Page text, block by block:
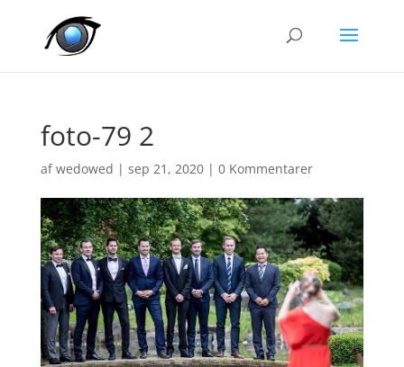
foto-79 2
afwedowed | sep 21, 2020| 0 Kommentarer